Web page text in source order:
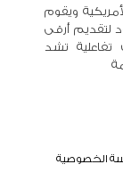
ويقوم
لتقديم أرقى
تشد
الخصوصية